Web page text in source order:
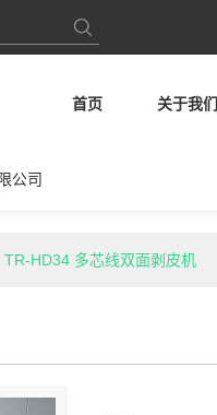
公司
首页 关于我们
TR-HD34 多芯线双面剥皮机